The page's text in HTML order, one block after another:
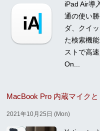
iPad Air導
通の使い
ダ、クイ
た検索機
ストで高
On...
2021年10月25日 (Mon)